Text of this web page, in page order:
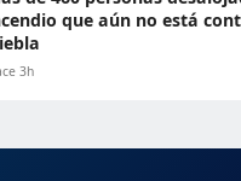
que aún no está
3h